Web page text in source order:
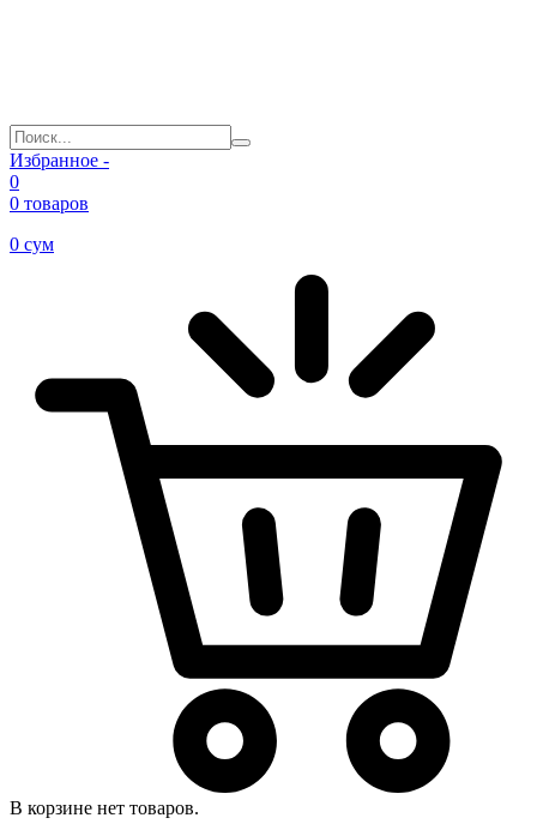
Избранное -
0
0 товаров
0 сум
В корзине нет товаров.